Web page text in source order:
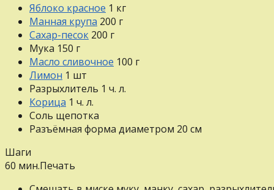
Яблоко красное 1 кг
Манная крупа 200 г
Сахар-песок 200 г
Мука 150 г
Масло сливочное 100 г
Лимон 1 шт
Разрыхлитель 1 ч. л.
Корица 1 ч. л.
Соль щепотка
Разъёмная форма диаметром 20 см
Шаги
60 мин.Печать